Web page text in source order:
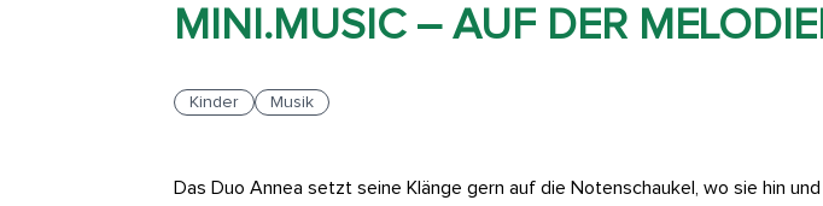
MINI.MUSIC – AUF DER
Kinder Musik
Das Duo Annea setzt seine Klänge gern auf die Notenschaukel, wo sie hin